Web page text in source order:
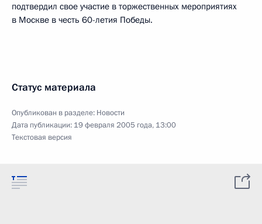
подтвердил свое участие в торжественных мероприятиях
в Москве в честь 60-летия Победы.
Статус материала
Опубликован в разделе: Новости
Дата публикации: 19 февраля 2005 года, 13:00
Текстовая версия